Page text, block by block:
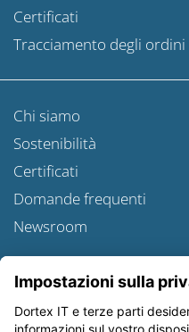
Certificati
Tracciamento degli ordini
Chi siamo
Sostenibilità
Certificati
Domande frequenti
Newsroom
Informativa sulle spedizioni
Newsletter